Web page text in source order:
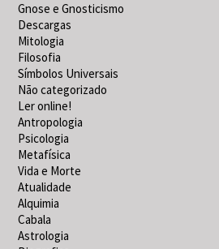
Gnose e Gnosticismo
Descargas
Mitologia
Filosofia
Símbolos Universais
Não categorizado
Ler online!
Antropologia
Psicologia
Metafísica
Vida e Morte
Atualidade
Alquimia
Cabala
Astrologia